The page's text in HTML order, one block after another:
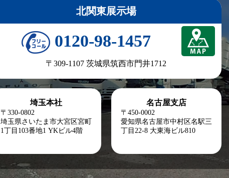
北関東展示場
0120-98-1457
〒309-1107 茨城県筑西市門井1712
埼玉本社
〒330-0802
埼玉県さいたま市大宮区宮町
1丁目103番地1 YKビル4階
名古屋支店
〒450-0002
愛知県名古屋市中村区名駅三
丁目22-8 大東海ビル810